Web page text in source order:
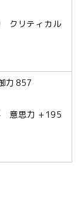
リティカル
力 857
意思力 +195